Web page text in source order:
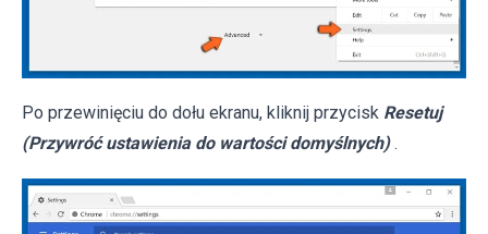
Po przewinięciu do dołu ekranu, kliknij przycisk Resetuj
(Przywróć ustawienia do wartości domyślnych) .